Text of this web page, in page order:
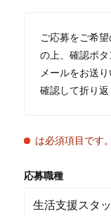
ご応募をご希
の上、確認ボタ
メールをお送
確認して折り返
は必須項目です。
応募職種